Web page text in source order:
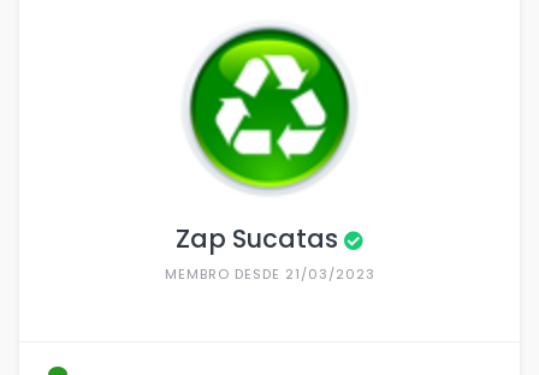
Zap Sucatas
MEMBRO DESDE 21/03/2023